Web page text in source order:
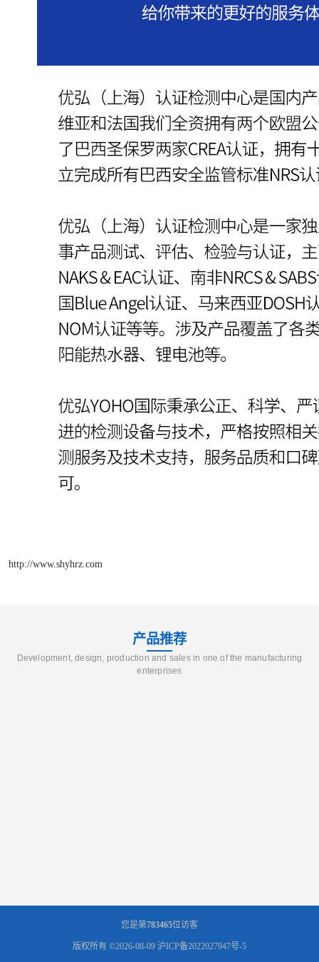
http://www.shyhrz.com
产品推荐
Development, design, production and sales in one of the manufacturing
enterprises
您是第783465位访客
版权所有 ©2026-08-09 沪ICP备2022027947号-5